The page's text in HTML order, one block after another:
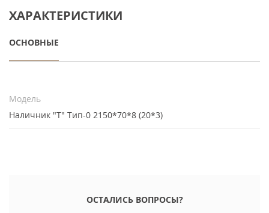
ХАРАКТЕРИСТИКИ
ОСНОВНЫЕ
Модель
Наличник "Т" Тип-0 2150*70*8 (20*3)
ОСТАЛИСЬ ВОПРОСЫ?